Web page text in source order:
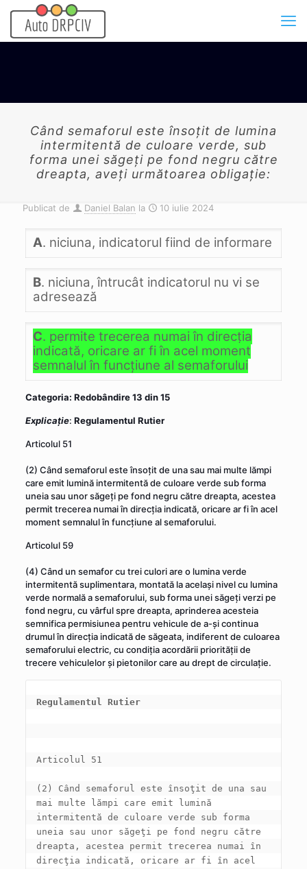
Când semaforul este însoţit de lumina
intermitentă de culoare verde, sub
forma unei săgeţi pe fond negru către
dreapta, aveţi următoarea obligaţie:
Publicat de Daniel Balan la 10 iulie 2024
A. niciuna, indicatorul fiind de informare
B. niciuna, întrucât indicatorul nu vi se
adresează
C. permite trecerea numai în direcţia
indicată, oricare ar fi în acel moment
semnalul în funcţiune al semaforului
Categoria: Redobândire 13 din 15
Explicaţie: Regulamentul Rutier
Articolul 51
(2) Când semaforul este însoţit de una sau mai multe lămpi
care emit lumină intermitentă de culoare verde sub forma
uneia sau unor săgeţi pe fond negru către dreapta, acestea
permit trecerea numai în direcţia indicată, oricare ar fi în acel
moment semnalul în funcţiune al semaforului.
Articolul 59
(4) Când un semafor cu trei culori are o lumina verde
intermitentă suplimentara, montată la acelaşi nivel cu lumina
verde normală a semaforului, sub forma unei săgeţi verzi pe
fond negru, cu vârful spre dreapta, aprinderea acesteia
semnifica permisiunea pentru vehicule de a-şi continua
drumul în direcţia indicată de săgeata, indiferent de culoarea
semaforului electric, cu condiţia acordării priorităţii de
trecere vehiculelor şi pietonilor care au drept de circulaţie.
Regulamentul Rutier
(2) Când semaforul este însoţit de una sau
mai multe lămpi care emit lumină
intermitentă de culoare verde sub forma
uneia sau unor săgeţi pe fond negru către
dreapta, acestea permit trecerea numai în
direcţia indicată, oricare ar fi în acel